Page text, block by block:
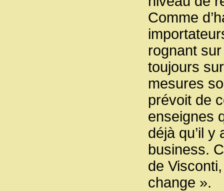
Comme
rognant
toujours
mesures
prévoit de
enseignes
déjà qu’il
business.
de
change ».